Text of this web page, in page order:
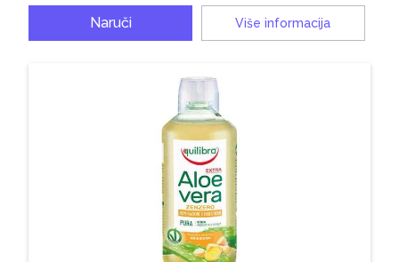
Naruči Više informacija